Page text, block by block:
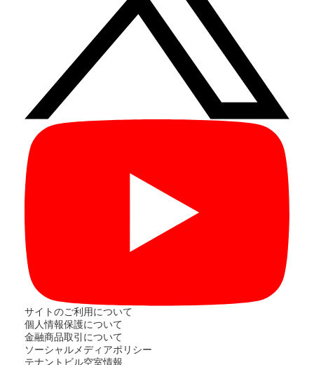
サイトのご利用について
個人情報保護について
金融商品取引について
ソーシャルメディアポリシー
テナントビル空室情報